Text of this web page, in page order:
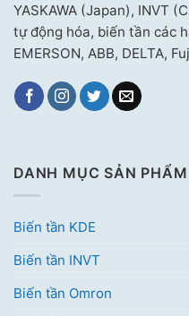
YASKAWA (Japan), INVT
tự động hóa, biến tần các
EMERSON, ABB, DELTA,
DANH MỤC SẢN PHẨM
Biến tần KDE
Biến tần INVT
Biến tần Omron